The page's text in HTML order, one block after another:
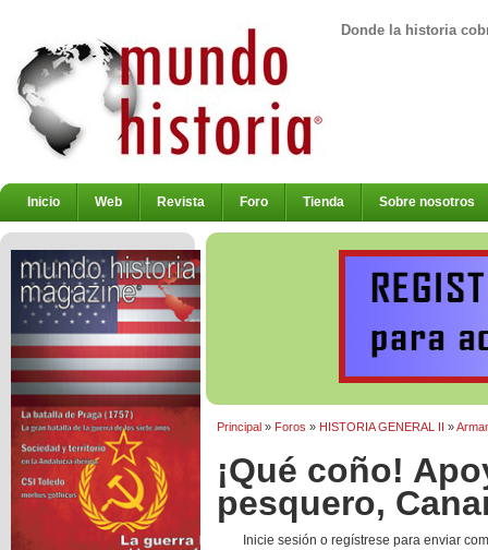
Donde la historia
Inicio Web Revista Foro Tienda Sobre nosotros
Principal» Foros » HISTORIA GENERAL II »
¡Qué coño!
pesquero,
Inicie sesión o regístrese para enviar